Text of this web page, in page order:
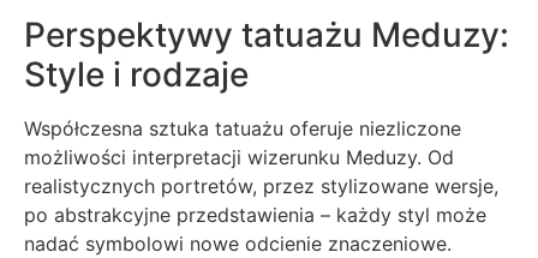
Perspektywy tatuażu Meduzy:
Style i rodzaje
Współczesna sztuka tatuażu oferuje niezliczone
możliwości interpretacji wizerunku Meduzy. Od
realistycznych portretów, przez stylizowane wersje,
po abstrakcyjne przedstawienia – każdy styl może
nadać symbolowi nowe odcienie znaczeniowe.